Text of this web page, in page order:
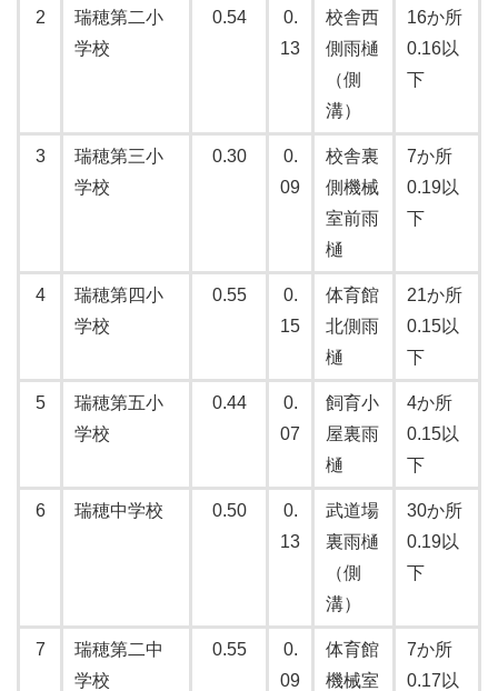
2
瑞穂第二小
学校
0.54
0.
13
校舎西
側雨樋
（側
溝）
16か所
0.16以
下
3
瑞穂第三小
学校
0.30
0.
09
校舎裏
側機械
室前雨
樋
7か所
0.19以
下
4
瑞穂第四小
学校
0.55
0.
15
体育館
北側雨
樋
21か所
0.15以
下
5
瑞穂第五小
学校
0.44
0.
07
飼育小
屋裏雨
樋
4か所
0.15以
下
6 瑞穂中学校 0.50
0.
13
武道場
裏雨樋
（側
溝）
30か所
0.19以
下
7
瑞穂第二中
学校
0.55
0.
09
体育館
機械室
7か所
0.17以